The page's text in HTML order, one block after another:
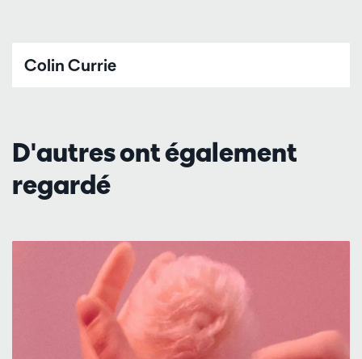
Colin Currie
D'autres ont également
regardé